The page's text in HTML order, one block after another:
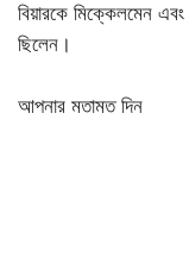
বিয়ারকে মিক্কেলমেন
ছিলেন।
আপনার মতামত দিন